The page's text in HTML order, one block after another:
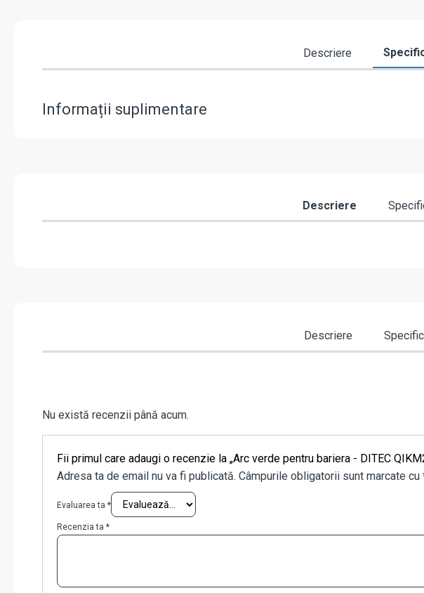
Descriere
Informații suplimentare
Descriere
Descriere
Nu există recenzii până acum.
Fii primul care adaugi o recenzie la „Arc verde pentru bariera - DITEC
Adresa ta de email nu va fi publicată. Câmpurile obligatorii sunt marcate cu
Evaluarea ta *
Recenzia ta *